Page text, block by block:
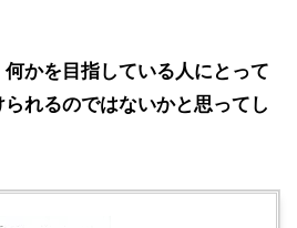
かを目指している人にとって
れるのではないかと思ってし